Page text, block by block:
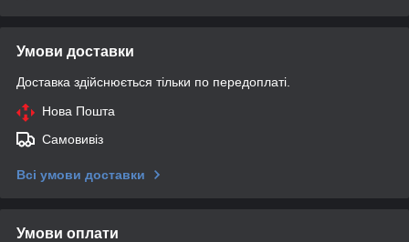
Умови доставки
Доставка здійснюється тільки по передоплаті.
Нова Пошта
Самовивіз
Всі умови доставки
Умови оплати